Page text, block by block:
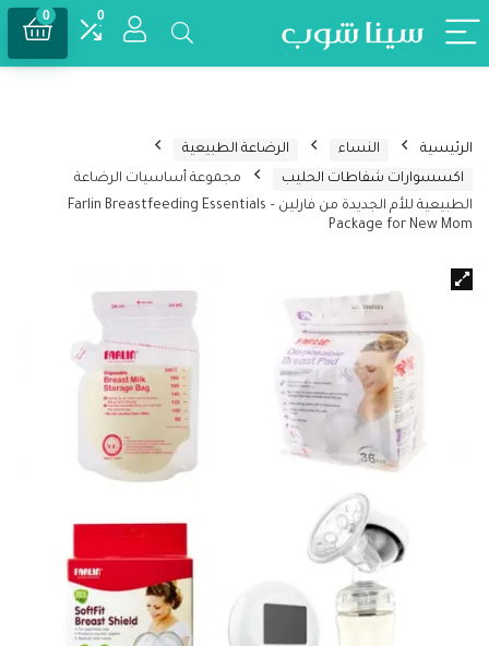
0
0
الرئيسية النساء
الرضاعة الطبيعية
اكسسوارات شفاطات الحليب
مجموعة أساسيات الرضاعة
الطبيعية للأم الجديدة من فارلين – Farlin Breastfeeding Essentials
Package for New Mom